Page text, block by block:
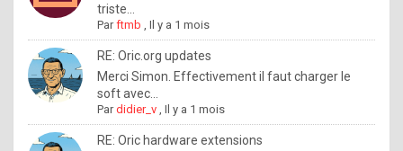
n
o
w
h
o
triste...
Parftmb ,Il y a 1 mois
RE: Oric.org updates
Merci Simon. Effectivement il faut charger le
soft avec...
Pardidier_v ,Il y a 1 mois
RE: Oric hardware extensions